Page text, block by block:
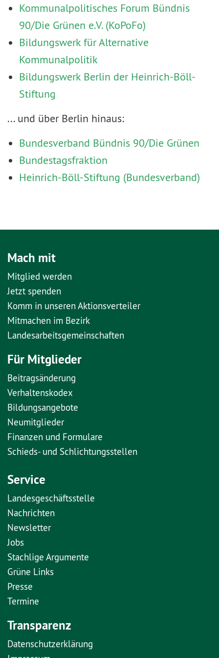
Kommunalpolitisches Forum Bündnis
90/Die Grünen e.V. (KoPoFo)
Bildungswerk für Alternative
Kommunalpolitik
Bildungswerk Berlin der Heinrich-Böll-
Stiftung
... und über Berlin hinaus:
Bundesverband Bündnis 90/Die Grünen
Bundestagsfraktion
Heinrich-Böll-Stiftung (Bundesverband)
Mach mit
Mitglied werden
Jetzt spenden
Komm in unseren Aktionsverteiler
Mitmachen im Bezirk
Landesarbeitsgemeinschaften
Für Mitglieder
Beitragsänderung
Verhaltenskodex
Bildungsangebote
Neumitglieder
Finanzen und Formulare
Schieds- und Schlichtungsstellen
Service
Landesgeschäftsstelle
Nachrichten
Newsletter
Jobs
Stachlige Argumente
Grüne Links
Presse
Termine
Transparenz
Datenschutzerklärung